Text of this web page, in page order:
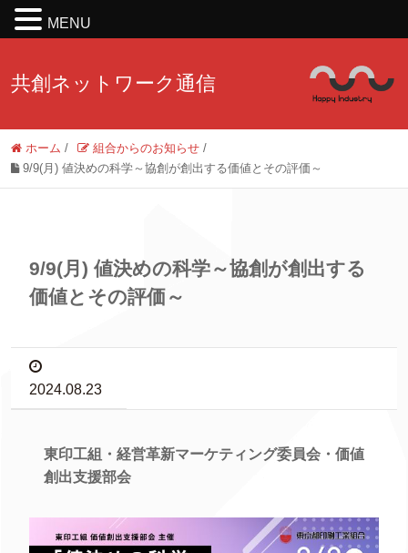
共創ネットワーク通信
ホーム / 組合からのお知らせ /
9/9(月) 値決めの科学～協創が創出する価値とその評価～
9/9(月) 値決めの科学～協創が創出する
価値とその評価～
2024.08.23
東印工組・経営革新マーケティング委員会・価値
創出支援部会
MENU